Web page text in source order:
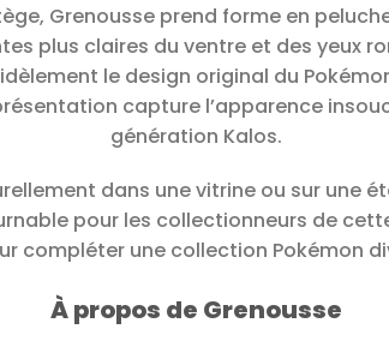
Grenousse prend forme en
plus claires du ventre et des yeux
le design original du
capture l’apparence
génération Kalos.
dans une vitrine ou sur une
pour les collectionneurs de
compléter une collection Pokémon
À propos de Grenousse